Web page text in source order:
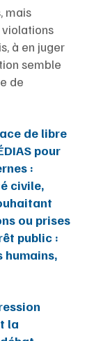
mais
à en juger
semble
de
de libre
pour
:
civile,
ou prises
public :
humains,
la